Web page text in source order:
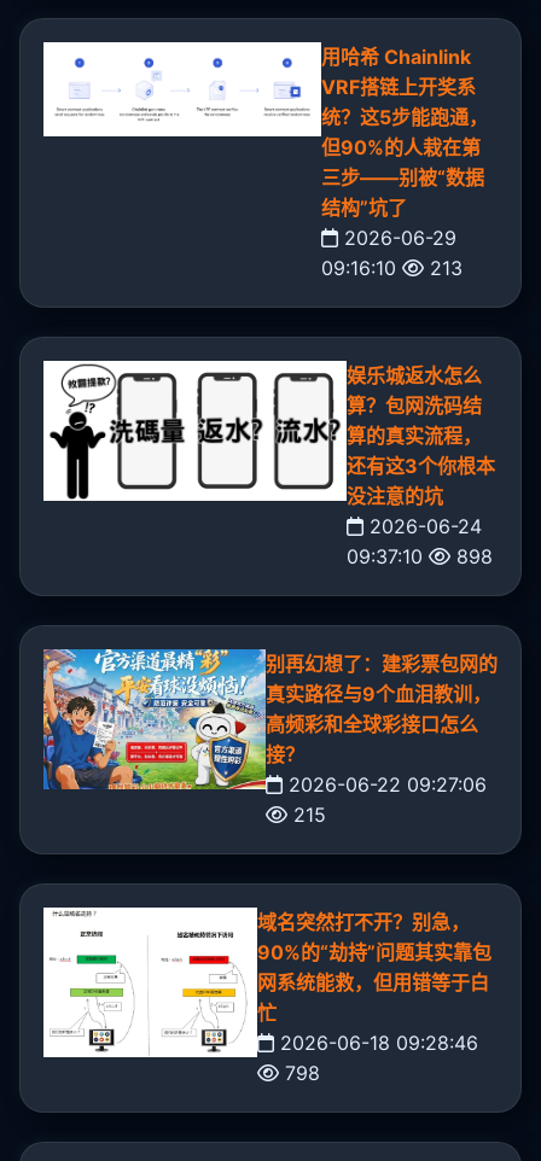
用哈希 Chainlink
VRF搭链上开奖系
统？这5步能跑通，
但90%的人栽在第
三步——别被“数据
结构”坑了
2026-06-29
09:16:10
213
娱乐城返水怎么
算？包网洗码结
算的真实流程，
还有这3个你根本
没注意的坑
2026-06-24
09:37:10
898
别再幻想了：建彩票包网的
真实路径与9个血泪教训，
高频彩和全球彩接口怎么
接？
2026-06-22 09:27:06
215
域名突然打不开？别急，
90%的“劫持”问题其实靠包
网系统能救，但用错等于白
忙
2026-06-18 09:28:46
798